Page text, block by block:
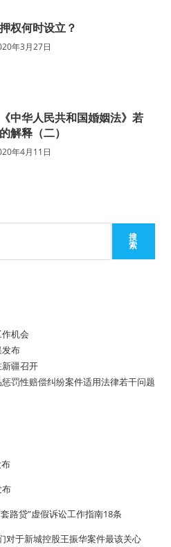
权何时设立？
年3月27日
中华人民共和国婚姻法》若
解释（二）
年4月11日
搜
索
机会
发布
疆召开
罚性赔偿纠纷案件适用法律若干问题
布
路贷”虚假诉讼工作指南18条
对于新城控股王振华案件最该关心